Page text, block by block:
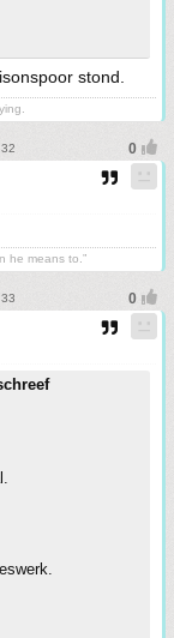
stond.
he means to.”